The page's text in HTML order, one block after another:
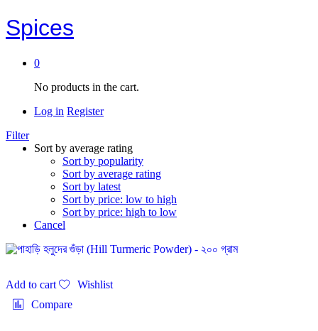
Spices
0
No products in the cart.
Log in Register
Filter
Sort by average rating
Sort by popularity
Sort by average rating
Sort by latest
Sort by price: low to high
Sort by price: high to low
Cancel
Add to cart
Wishlist
Compare